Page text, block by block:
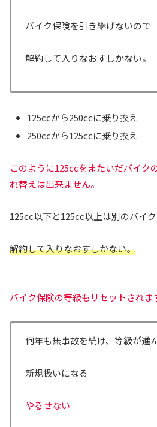
バイク保険を引き継げないので
解約して入りなおすしかない。
125ccから250ccに乗り換え
250ccから125ccに乗り換え
このように125ccをまたいだバイク
れ替えは出来ません。
125cc以下と125cc以上は別のバイク
解約して入りなおすしかない。
バイク保険の等級もリセットされま
何年も無事故を続け、等級が進
新規扱いになる
やるせない